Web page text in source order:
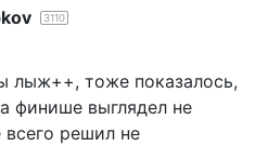
3110
лыж++, тоже показалось,
финише выглядел не
решил не